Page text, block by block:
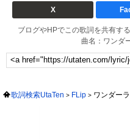
X
ブログやHPでこの歌詞を共有す
曲名：ワンダ
歌詞検索UtaTen FLip ワンダー